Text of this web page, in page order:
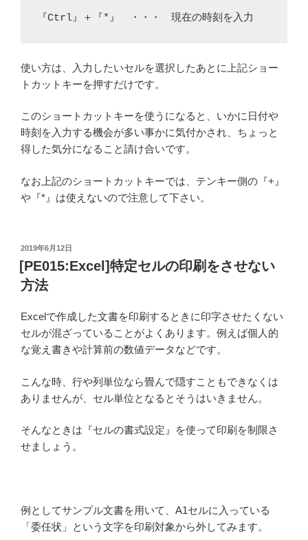
『Ctrl』＋『*』　・・・　現在の時刻を入力
使い方は、入力したいセルを選択したあとに上記ショー
トカットキーを押すだけです。
このショートカットキーを使うになると、いかに日付や
時刻を入力する機会が多い事かに気付かされ、ちょっと
得した気分になること請け合いです。
なお上記のショートカットキーでは、テンキー側の『+』
や『*』は使えないので注意して下さい。
投
稿
日:
2019年6月12日
[PE015:Excel]特定セルの印刷をさせない
方法
Excelで作成した文書を印刷するときに印字させたくない
セルが混ざっていることがよくあります。例えば個人的
な覚え書きや計算前の数値データなどです。
こんな時、行や列単位なら畳んで隠すこともできなくは
ありませんが、セル単位となるとそうはいきません。
そんなときは『セルの書式設定』を使って印刷を制限さ
せましょう。
例としてサンプル文書を用いて、A1セルに入っている
「委任状」という文字を印刷対象から外してみます。